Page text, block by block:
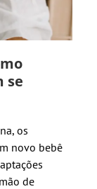
se
os
novo bebê
de